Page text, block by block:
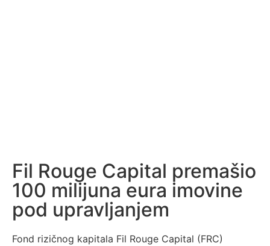
Fil Rouge Capital premašio
100 milijuna eura imovine
pod upravljanjem
Fond rizičnog kapitala Fil Rouge Capital (FRC)